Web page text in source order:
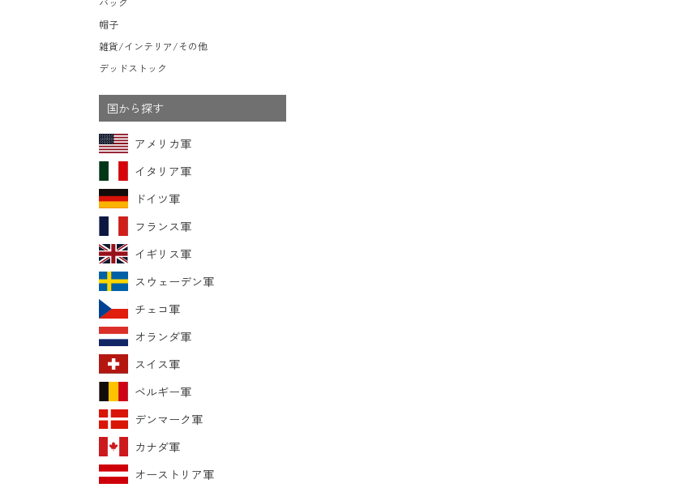
帽子
雑貨/インテリア/その他
デッドストック
国から探す
アメリカ軍
イタリア軍
ドイツ軍
フランス軍
イギリス軍
スウェーデン軍
チェコ軍
オランダ軍
スイス軍
ベルギー軍
デンマーク軍
カナダ軍
オーストリア軍